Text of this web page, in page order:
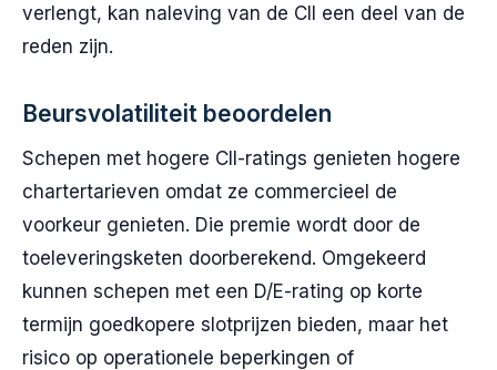
verlengt, kan naleving van de CII een deel van de
reden zijn.
Beursvolatiliteit beoordelen
Schepen met hogere CII-ratings genieten hogere
chartertarieven omdat ze commercieel de
voorkeur genieten. Die premie wordt door de
toeleveringsketen doorberekend. Omgekeerd
kunnen schepen met een D/E-rating op korte
termijn goedkopere slotprijzen bieden, maar het
risico op operationele beperkingen of